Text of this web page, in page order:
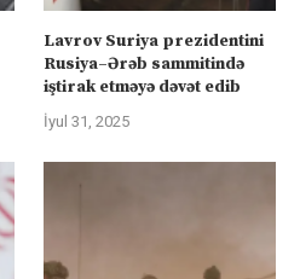
Lavrov Suriya prezidentini
Rusiya–Ərəb sammitində
iştirak etməyə dəvət edib
İyul 31, 2025